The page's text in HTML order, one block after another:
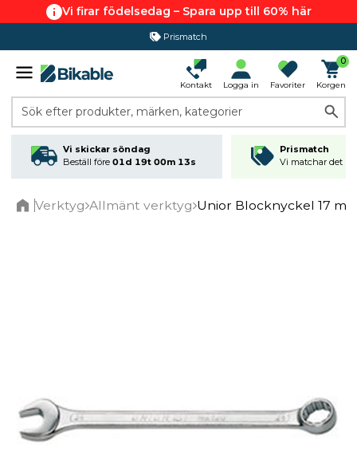
Vi firar födelsedag – Spara upp till 60% här
Prismatch
Kontakt Logga in Favoriter
0
Korgen
Sök efter produkter, märken, kategorier
Vi skickar söndag
Beställ före 01d 19t 00m 13s
Prismatch
Vi matchar det
Verktyg Allmänt verktyg Unior Blocknyckel 17